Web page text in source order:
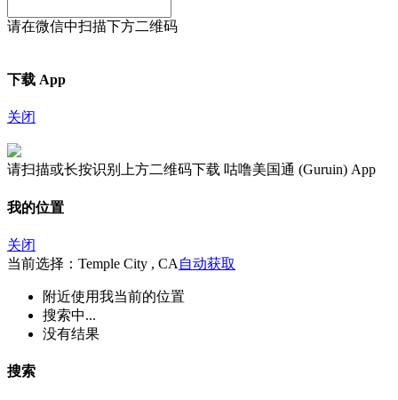
请在微信中扫描下方二维码
下载 App
关闭
请扫描或长按识别上方二维码下载 咕噜美国通 (Guruin) App
我的位置
关闭
当前选择：Temple City , CA 自动获取
附近使用我当前的位置
搜索中...
没有结果
搜索